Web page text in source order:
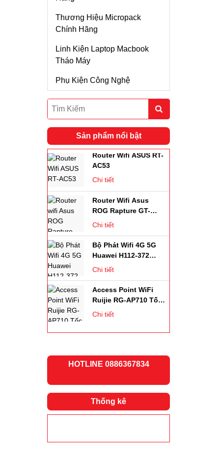
Ổ Cứng SSD
RAM
SSD Di Động
Thương Hiệu Micropack
Chính Hãng
Linh Kiện Laptop Macbook
Tháo Máy
Phụ Kiện Công Nghệ
Sản phẩm nổi bật
AC3150
Chi tiết
Thiết Bị Mạng Airmax
Phân Cực Góc 120
Độ
Phân Cực + Cáp
SMA-Ntype
Chi tiết
Router Wifi ASUS RT-
AC53
Chi tiết
Router Wifi Asus
AX11000 Wifi 6
Chi tiết
Bộ Phát Wifi 4G 5G
,tốc Độ 2.33Gbps,
Chi tiết
Access Point WiFi
Tải 256user
Chi tiết
HOTLINE 0886367834
Thống kê